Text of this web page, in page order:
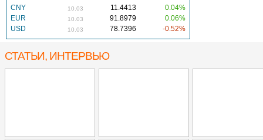
CNY 10.03 11.4413
0.04%
EUR
10.03 91.8979
0.06%
USD
10.03 78.7396 -0.52%
СТАТЬИ, ИНТЕРВЬЮ